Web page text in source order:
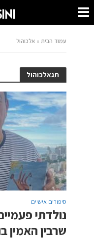
עמוד הבית »אלכוהול
תגאלכוהול
סיפורים אישיים
נולדתי
שרבין האמין